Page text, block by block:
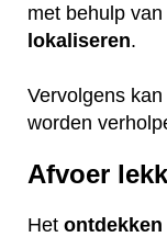
met behulp van
lokaliseren.
Vervolgens
worden
Afvoer
Het ontdekken